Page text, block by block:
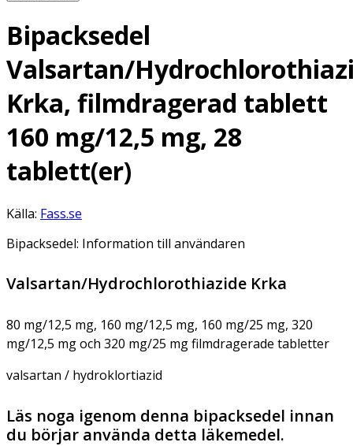
Bipacksedel
Valsartan/
Krka, filmdragerad tablett
160 mg/12,5 mg, 28
tablett(er)
Källa: Fass.se
Bipacksedel: Information till användaren
Valsartan/Hydrochlorothiazide Krka
80 mg/12,5 mg, 160 mg/12,5 mg, 160 mg/25 mg, 320
mg/12,5 mg och 320 mg/25 mg filmdragerade tabletter
valsartan / hydroklortiazid
Läs noga igenom denna bipacksedel innan
du börjar använda detta läkemedel.